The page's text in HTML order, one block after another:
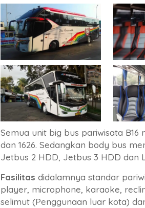
Semua unit big bus pariwisata B16
dan 1626. Sedangkan body bus
Jetbus 2 HDD, Jetbus 3 HDD dan
Fasilitas didalamnya standar
player, microphone, karaoke,
selimut (Penggunaan luar kota)